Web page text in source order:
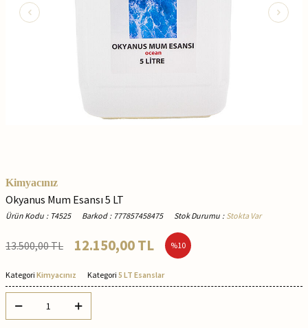
Kimyacınız
Okyanus Mum Esansı 5 LT
Ürün Kodu : T4525 Barkod : 777857458475 Stok Durumu : Stokta Var
13.500,00TL 12.150,00TL %10
Kategori Kimyacınız Kategori 5 LT Esanslar